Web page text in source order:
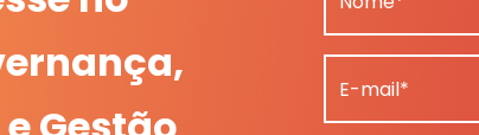
E-mail*